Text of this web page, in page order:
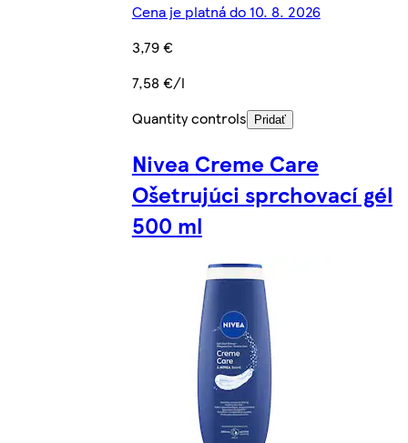
Cena je platná do 10. 8. 2026
3,79 €
7,58 €/l
Quantity controls
Pridať
Nivea Creme Care
Ošetrujúci sprchovací gél
500 ml